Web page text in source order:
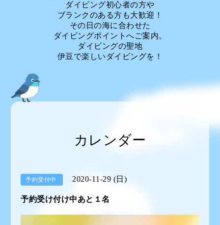
ダイビング初心者の方や
ブランクのある方も大歓迎！
その日の海に合わせた
ダイビングポイントへご案内。
ダイビングの聖地
伊豆で楽しいダイビングを！
カレンダー
予約受付中 2020-11-29 (日)
予約受け付け中あと１名